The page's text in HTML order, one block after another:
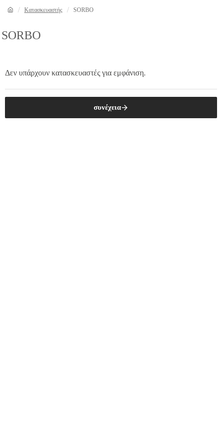
Κατασκευαστής SORBO
SORBO
Δεν υπάρχουν κατασκευαστές για εμφάνιση.
συνέχεια